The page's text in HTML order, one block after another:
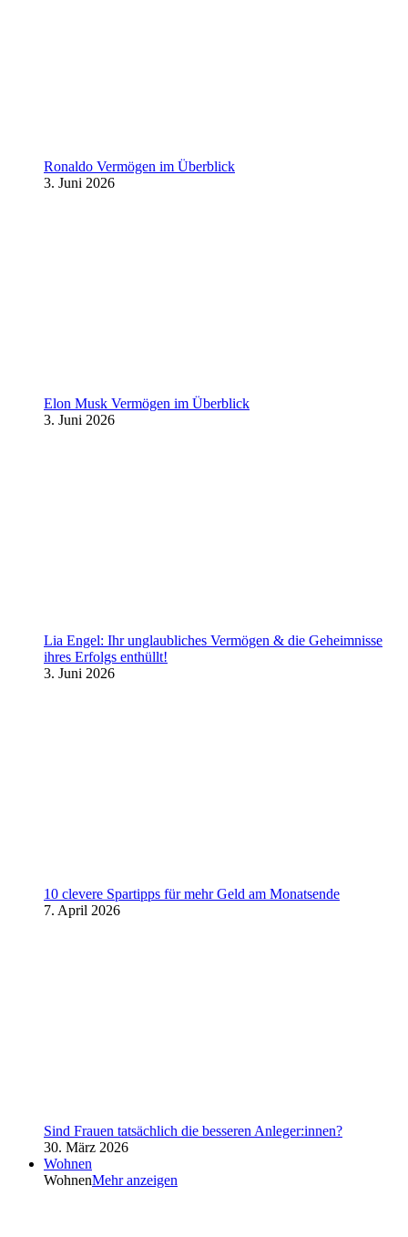
Ronaldo Vermögen im Überblick
3. Juni 2026
Elon Musk Vermögen im Überblick
3. Juni 2026
Lia Engel: Ihr unglaubliches Vermögen & die Geheimnisse
ihres Erfolgs enthüllt!
3. Juni 2026
10 clevere Spartipps für mehr Geld am Monatsende
7. April 2026
Sind Frauen tatsächlich die besseren Anleger:innen?
30. März 2026
Wohnen
WohnenMehr anzeigen